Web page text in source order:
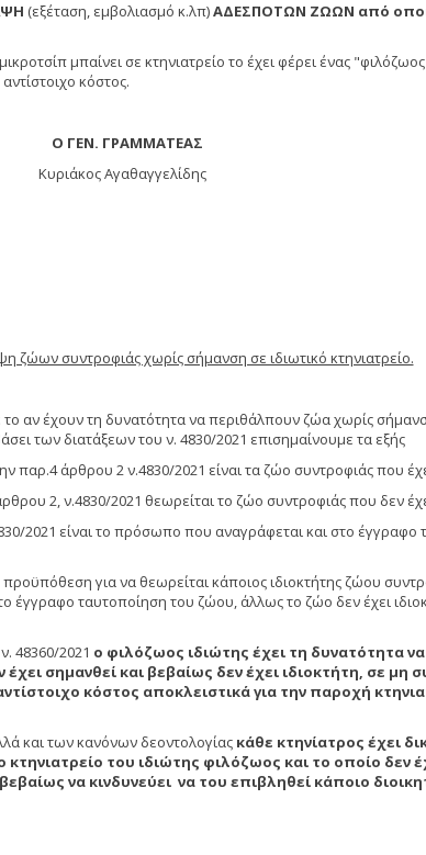
(εξέταση, εμβολιασμό κ.λπ)ΑΔΕΣΠΟΤΩΝ ΖΩΩΝ από
μπαίνει σε κτηνιατρείο το έχει φέρει ένας
κόστος.
ζώων συντροφιάς χωρίς σήμανση σε ιδιωτικό κτηνιατρείο.
αν έχουν τη δυνατότητα να περιθάλπουν ζώα χωρίς
των διατάξεων του ν. 4830/2021 επισημαίνουμε τα εξής
παρ.4 άρθρου 2 ν.4830/2021 είναι τα ζώο συντροφιάς που
2, ν.4830/2021 θεωρείται το ζώο συντροφιάς που δεν
2021 είναι το πρόσωπο που αναγράφεται και στο έγγραφο
για να θεωρείται κάποιος ιδιοκτήτης ζώου
έγγραφο ταυτοποίηση του ζώου, άλλως το ζώο δεν έχει
48360/2021 ο φιλόζωος ιδιώτης έχει τη δυνατότητα
σημανθεί και βεβαίως δεν έχει ιδιοκτήτη, σε μη
κόστος αποκλειστικά για την παροχή
και των κανόνων δεοντολογίας κάθε κτηνίατρος έχει
του ιδιώτης φιλόζωος και το οποίο δεν
να κινδυνεύει να του επιβληθεί κάποιο